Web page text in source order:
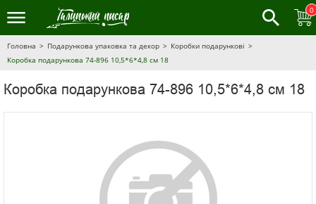
0
Головна Подарункова упаковка та декор
Коробки подарункові
Коробка подарункова 74-896 10,5*6*4,8 см 18
Коробка подарункова 74-896 10,5*6*4,8 см 18